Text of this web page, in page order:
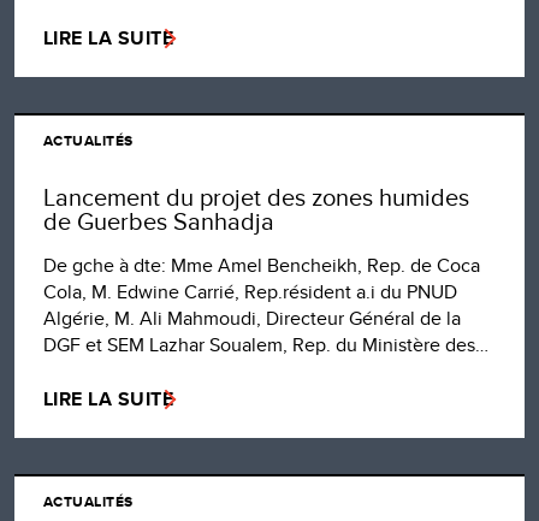
LIRE LA SUITE
ACTUALITÉS
Lancement du projet des zones humides
de Guerbes Sanhadja
De gche à dte: Mme Amel Bencheikh, Rep. de Coca
Cola, M. Edwine Carrié, Rep.résident a.i du PNUD
Algérie, M. Ali Mahmoudi, Directeur Général de la
DGF et SEM Lazhar Soualem, Rep. du Ministère des…
LIRE LA SUITE
ACTUALITÉS